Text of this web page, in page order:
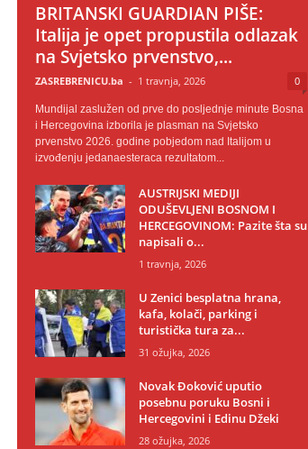
BRITANSKI GUARDIAN PIŠE:
Italija je opet propustila odlazak
na Svjetsko prvenstvo,...
ZASREBRENICU.ba - 1 travnja, 2026 0
Mundijal zaslužen od prve do posljednje minute Bosna
i Hercegovina izborila je plasman na Svjetsko
prvenstvo 2026. godine pobjedom nad Italijom u
izvođenju jedanaesteraca rezultatom...
AUSTRIJSKI MEDIJI
ODUŠEVLJENI BOSNOM I
HERCEGOVINOM: Pazite šta su
napisali o...
1 travnja, 2026
U Zenici besplatna hrana,
kafa, kolači, parking i
turistička tura za...
31 ožujka, 2026
Novak Đoković uputio
posebnu poruku Bosni i
Hercegovini i Edinu Džeki
28 ožujka, 2026